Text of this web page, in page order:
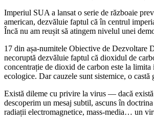
Imperiul SUA a lansat o serie de războaie
american, dezvăluie faptul că în centrul
Încă nu am reușit să atingem nivelul unei
17 din așa-numitele Obiective de Dezvoltare
necoruptă dezvăluie faptul că dioxidul de
concentrație de dioxid de carbon este la
ecologice. Dar cauzele sunt sistemice, o
Există dileme cu privire la virus ― dacă există
descoperim un mesaj subtil, ascuns în
radiații electromagnetice, mass-media… un